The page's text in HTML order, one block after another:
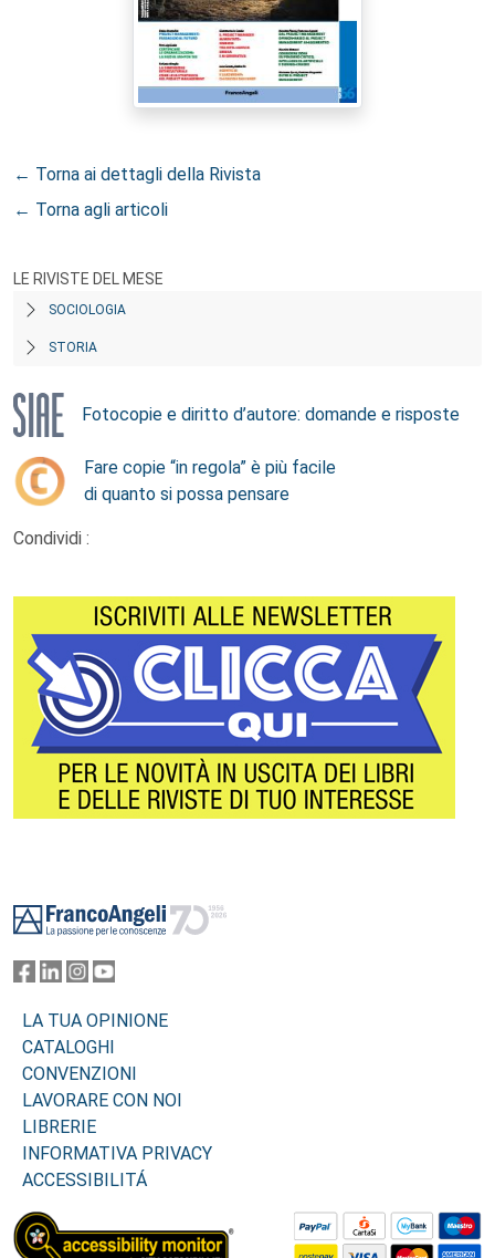
← Torna ai dettagli della Rivista
← Torna agli articoli
LE RIVISTE DEL MESE
SOCIOLOGIA
STORIA
Fotocopie e diritto d’autore: domande e risposte
Fare copie “in regola” è più facile
di quanto si possa pensare
Condividi :
LA TUA OPINIONE
CATALOGHI
CONVENZIONI
LAVORARE CON NOI
LIBRERIE
INFORMATIVA PRIVACY
ACCESSIBILITÁ